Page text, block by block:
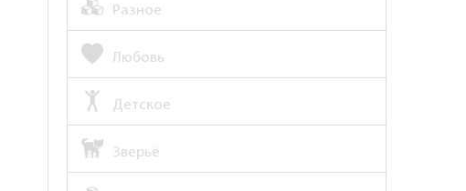
Разное
Любовь
Детское
Зверьё